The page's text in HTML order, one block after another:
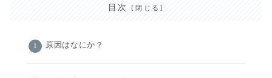
目次
原因はなにか？